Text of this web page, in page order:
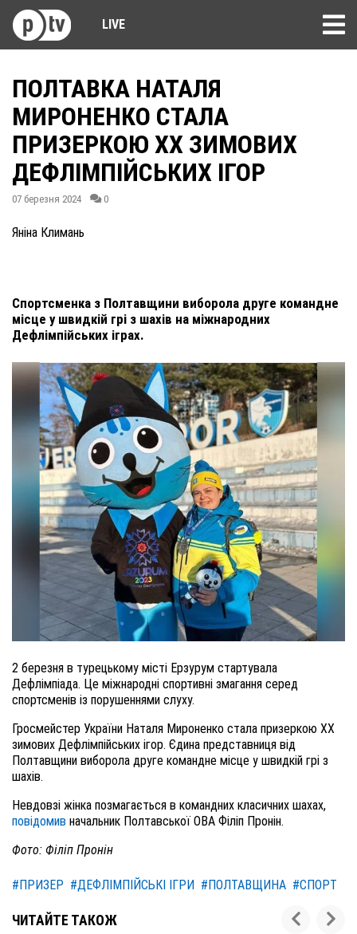
LIVE
ПОЛТАВКА НАТАЛЯ
МИРОНЕНКО СТАЛА
ПРИЗЕРКОЮ XX ЗИМОВИХ
ДЕФЛІМПІЙСЬКИХ ІГОР
07 березня 2024 0
Яніна Климань
Спортсменка з Полтавщини виборола друге командне
місце у швидкій грі з шахів на міжнародних
Дефлімпійських іграх.
2 березня в турецькому місті Ерзурум стартувала
Дефлімпіада. Це міжнародні спортивні змагання серед
спортсменів із порушеннями слуху.
Гросмейстер України Наталя Мироненко стала призеркою XX
зимових Дефлімпійських ігор. Єдина представниця від
Полтавщини виборола друге командне місце у швидкій грі з
шахів.
Невдовзі жінка позмагається в командних класичних шахах,
повідомив начальник Полтавської ОВА Філіп Пронін.
Фото: Філіп Пронін
#ПРИЗЕР #ДЕФЛІМПІЙСЬКІ ІГРИ #ПОЛТАВЩИНА #СПОРТ
ЧИТАЙТЕ ТАКОЖ